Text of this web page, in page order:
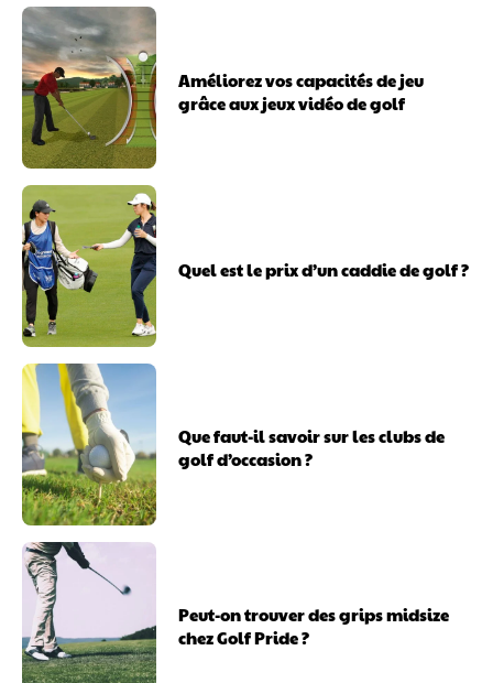
Améliorez vos capacités de jeu
grâce aux jeux vidéo de golf
Quel est le prix d’un caddie de golf ?
Que faut-il savoir sur les clubs de
golf d’occasion ?
Peut-on trouver des grips midsize
chez Golf Pride ?